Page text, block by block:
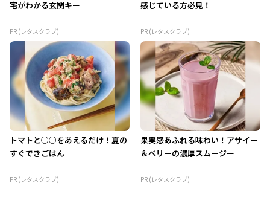
宅がわかる玄関キー
PR (レタスクラブ)
感じている方必見！
PR (レタスクラブ)
トマトと○○をあえるだけ！夏の
すぐできごはん
PR (レタスクラブ)
果実感あふれる味わい！アサイー
＆ベリーの濃厚スムージー
PR (レタスクラブ)